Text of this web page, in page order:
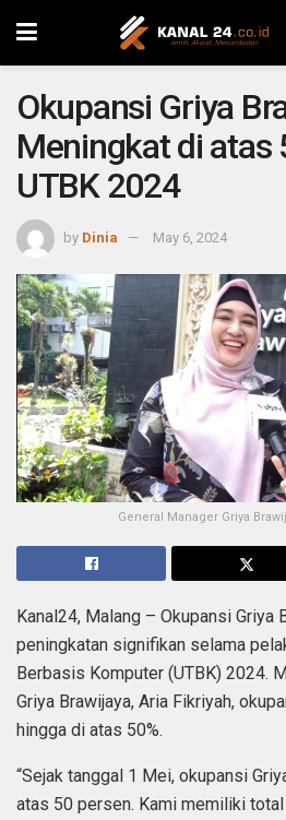
Okupansi Griya
Meningkat di atas
UTBK 2024
by Dinia May 6, 2024
General Manager Griya
Kanal24, Malang – Okupansi Griya
peningkatan signifikan selama
Berbasis Komputer (UTBK) 2024.
Griya Brawijaya, Aria Fikriyah,
hingga di atas 50%.
“Sejak tanggal 1 Mei, okupansi
atas 50 persen. Kami memiliki